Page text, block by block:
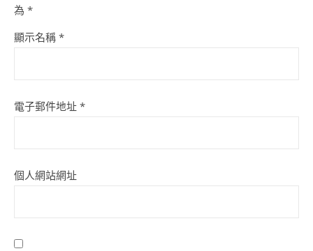
為 *
顯示名稱 *
電子郵件地址 *
個人網站網址